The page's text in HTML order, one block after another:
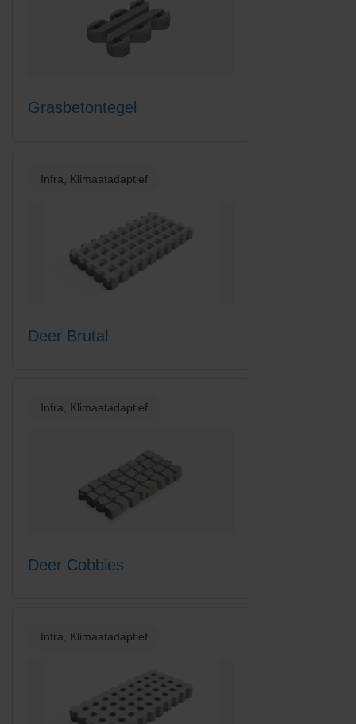
Grasbetontegel
Infra, Klimaatadaptief
Deer Brutal
Infra, Klimaatadaptief
Deer Cobbles
Infra, Klimaatadaptief